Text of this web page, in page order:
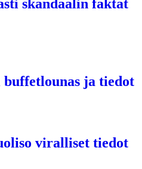
skandaalin faktat
ja tiedot
viralliset tiedot